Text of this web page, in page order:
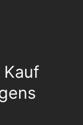
Kauf